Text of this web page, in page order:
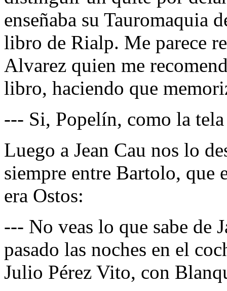
enseñaba su Tauromaquia
libro de Rialp. Me parece
Alvarez quien me
libro, haciendo que
--- Si, Popelín, como la tela
Luego a Jean Cau nos lo
siempre entre Bartolo, que
era Ostos:
--- No veas lo que sabe de
pasado las noches en el
Julio Pérez Vito, con